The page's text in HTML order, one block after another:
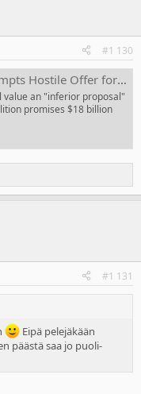
#1 130
Offer for Warner Bros.
value an "inferior proposal"
promises $18 billion
#1 131
Eipä pelejäkään
päästä saa jo puoli-